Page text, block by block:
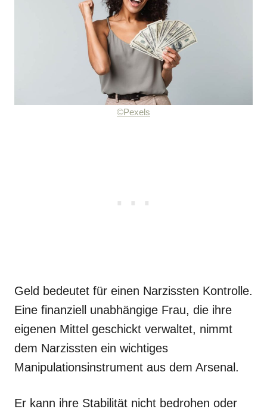
©Pexels
Geld bedeutet für einen Narzissten Kontrolle.
Eine finanziell unabhängige Frau, die ihre
eigenen Mittel geschickt verwaltet, nimmt
dem Narzissten ein wichtiges
Manipulationsinstrument aus dem Arsenal.
Er kann ihre Stabilität nicht bedrohen oder